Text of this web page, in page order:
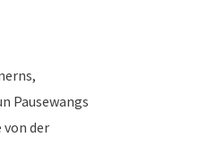
Pausewangs
von der